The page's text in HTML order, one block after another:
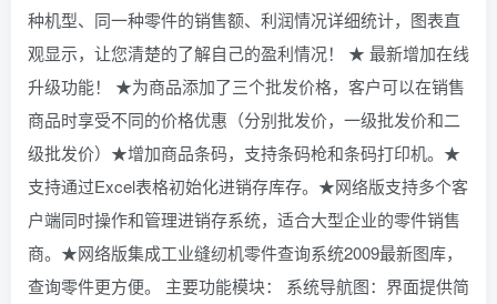
种机型、同一种零件的销售额、利润情况详细统计，图表直
观显示，让您清楚的了解自己的盈利情况！ ★ 最新增加在线
升级功能！ ★为商品添加了三个批发价格，客户可以在销售
商品时享受不同的价格优惠（分别批发价，一级批发价和二
级批发价）★增加商品条码，支持条码枪和条码打印机。★
支持通过Excel表格初始化进销存库存。★网络版支持多个客
户端同时操作和管理进销存系统，适合大型企业的零件销售
商。★网络版集成工业缝纫机零件查询系统2009最新图库，
查询零件更方便。 主要功能模块： 系统导航图：界面提供简